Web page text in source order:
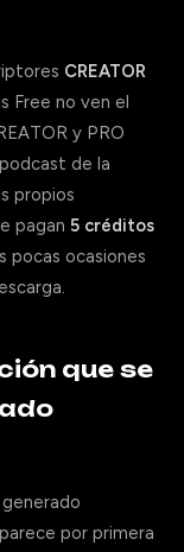
CREATOR
Free no ven el
y PRO
de la
propios
pagan 5 créditos
pocas ocasiones
que se
por primera